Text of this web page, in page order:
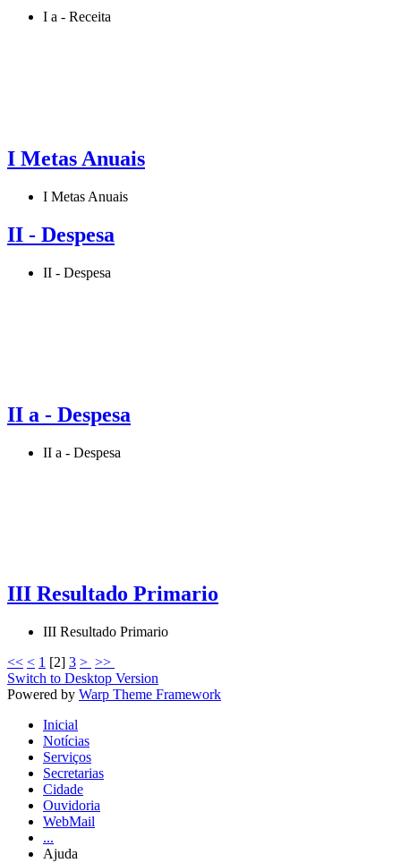
I a - Receita
I Metas Anuais
I Metas Anuais
II - Despesa
II - Despesa
II a - Despesa
II a - Despesa
III Resultado Primario
III Resultado Primario
<< < 1 [2] 3 > >>
Switch to Desktop Version
Powered by Warp Theme Framework
Inicial
Notícias
Serviços
Secretarias
Cidade
Ouvidoria
WebMail
...
Ajuda